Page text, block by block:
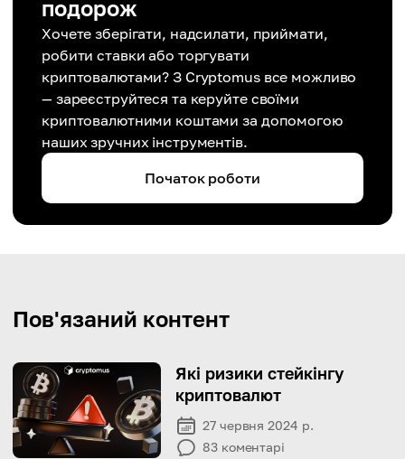
подорож
Хочете зберігати, надсилати, приймати,
робити ставки або торгувати
криптовалютами? З Cryptomus все можливо
— зареєструйтеся та керуйте своїми
криптовалютними коштами за допомогою
наших зручних інструментів.
Початок роботи
Пов'язаний контент
Які ризики стейкінгу
криптовалют
27 червня 2024 р.
83 коментарі